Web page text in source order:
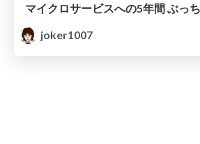
joker1007